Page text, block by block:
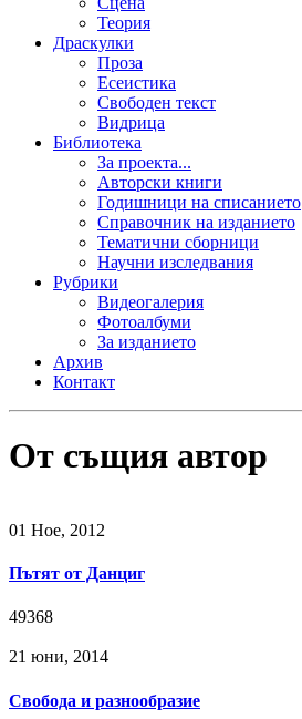
Теория
Драскулки
Проза
Есеистика
Свободен текст
Видрица
Библиотека
За проекта...
Авторски книги
Годишници на списанието
Справочник на изданието
Тематични сборници
Научни изследвания
Рубрики
Видеогалерия
Фотоалбуми
За изданието
Архив
Контакт
От същия автор
01 Ное, 2012
Пътят от Данциг
49368
21 юни, 2014
Свобода и разнообразие